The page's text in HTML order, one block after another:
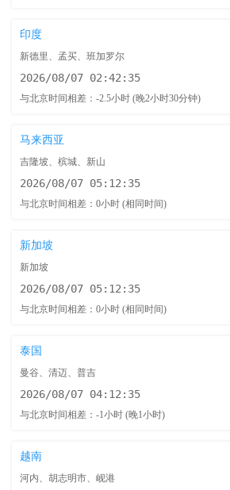
印度
新德里、孟买、班加罗尔
2026/08/07 02:42:36
与北京时间相差：-2.5小时 (晚2小时30分钟)
马来西亚
吉隆坡、槟城、新山
2026/08/07 05:12:36
与北京时间相差：0小时 (相同时间)
新加坡
新加坡
2026/08/07 05:12:36
与北京时间相差：0小时 (相同时间)
泰国
曼谷、清迈、普吉
2026/08/07 04:12:36
与北京时间相差：-1小时 (晚1小时)
越南
河内、胡志明市、岘港